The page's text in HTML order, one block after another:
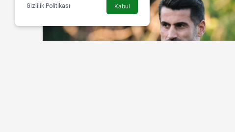
Gizlilik Politikası Kabul